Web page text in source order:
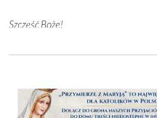
Nasza pielgrzymka nie byłaby tak
Oprócz zapewnienia nam
pięknych pieśni.
Każdy z nas przywiózł Matce
Szczęść Boże!
to pismo, które bardzo sobie
nas prowadzi!
Barbara